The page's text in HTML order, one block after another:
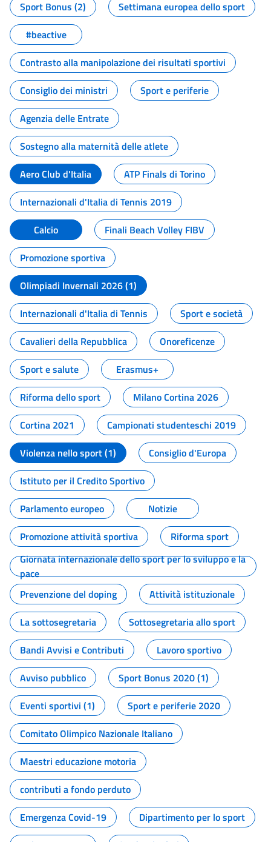
Sport Bonus (2)
Settimana europea dello sport
#beactive
Contrasto alla manipolazione dei risultati sportivi
Consiglio dei ministri
Sport e periferie
Agenzia delle Entrate
Sostegno alla maternità delle atlete
Aero Club d'Italia
ATP Finals di Torino
Internazionali d'Italia di Tennis 2019
Calcio
Finali Beach Volley FIBV
Promozione sportiva
Olimpiadi Invernali 2026 (1)
Internazionali d'Italia di Tennis
Sport e società
Cavalieri della Repubblica
Onoreficenze
Sport e salute
Erasmus+
Riforma dello sport
Milano Cortina 2026
Cortina 2021
Campionati studenteschi 2019
Violenza nello sport (1)
Consiglio d'Europa
Istituto per il Credito Sportivo
Parlamento europeo
Notizie
Promozione attività sportiva
Riforma sport
Giornata internazionale dello sport per lo sviluppo e la
pace
Prevenzione del doping
Attività istituzionale
La sottosegretaria
Sottosegretaria allo sport
Bandi Avvisi e Contributi
Lavoro sportivo
Avviso pubblico
Sport Bonus 2020 (1)
Eventi sportivi (1)
Sport e periferie 2020
Comitato Olimpico Nazionale Italiano
Maestri educazione motoria
contributi a fondo perduto
Emergenza Covid-19
Dipartimento per lo sport